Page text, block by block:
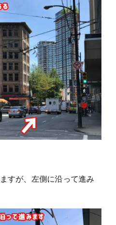
すが、左側に沿って進み